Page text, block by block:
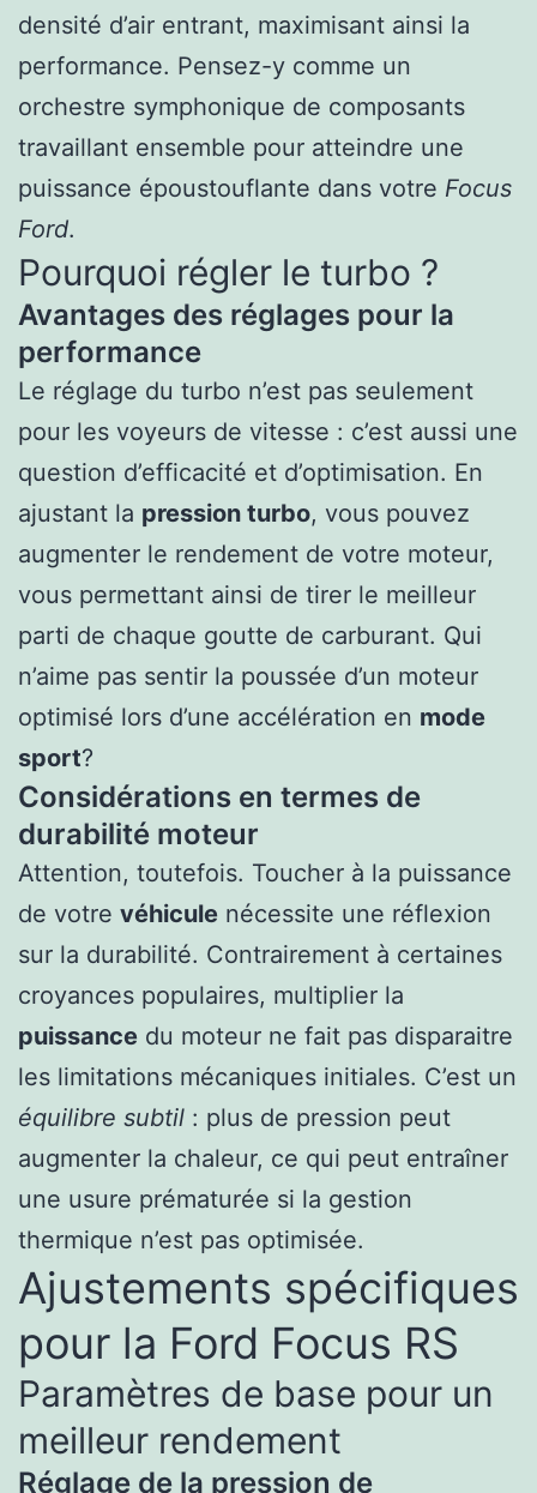
densité d’air entrant, maximisant ainsi la
performance. Pensez-y comme un
orchestre symphonique de composants
travaillant ensemble pour atteindre une
puissance époustouflante dans votre Focus
Ford.
Pourquoi régler le turbo ?
Avantages des réglages pour la
performance
Le réglage du turbo n’est pas seulement
pour les voyeurs de vitesse : c’est aussi une
question d’efficacité et d’optimisation. En
ajustant la pression turbo, vous pouvez
augmenter le rendement de votre moteur,
vous permettant ainsi de tirer le meilleur
parti de chaque goutte de carburant. Qui
n’aime pas sentir la poussée d’un moteur
optimisé lors d’une accélération en mode
sport?
Considérations en termes de
durabilité moteur
Attention, toutefois. Toucher à la puissance
de votre véhicule nécessite une réflexion
sur la durabilité. Contrairement à certaines
croyances populaires, multiplier la
puissance du moteur ne fait pas disparaitre
les limitations mécaniques initiales. C’est un
équilibre subtil : plus de pression peut
augmenter la chaleur, ce qui peut entraîner
une usure prématurée si la gestion
thermique n’est pas optimisée.
Ajustements spécifiques
pour la Ford Focus RS
Paramètres de base pour un
meilleur rendement
Réglage de la pression de